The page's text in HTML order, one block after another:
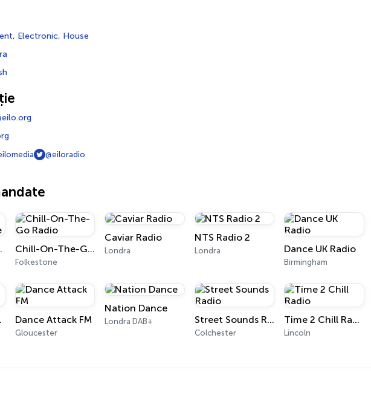
, Electronic, House
@eiloradio
Chill-On-The-Go Radio
Folkestone
Caviar Radio
Londra
NTS Radio 2
Londra Dance UK Radio
Birmingham
Dance Attack FM
Gloucester
Nation Dance
Londra DAB+ Street Sounds Radio
Colchester
Time 2 Chill Radio
Lincoln